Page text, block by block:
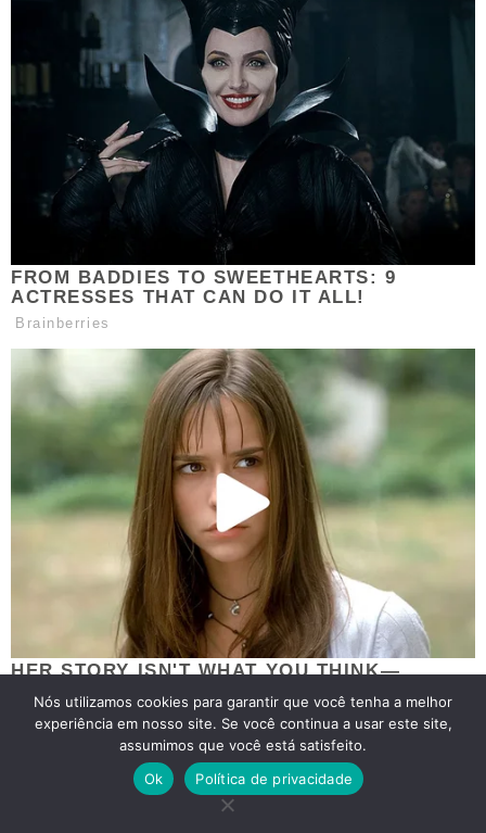
Nós utilizamos cookies para garantir que você tenha a melhor
experiência em nosso site. Se você continua a usar este site,
assumimos que você está satisfeito.
Ok
Política de privacidade